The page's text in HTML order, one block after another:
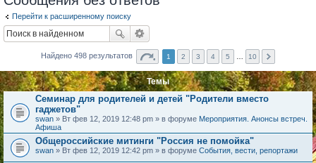
Перейти к расширенному поиску
Найдено 498 результатов 1 2 3 4 5 10
Темы
Семинар для родителей и детей "Родители вместо
гаджетов"
swan » Вт фев 12, 2019 12:48 pm » в форуме Мероприятия. Анонсы встреч.
Афиша
Общероссийские митинги "Россия не помойка"
swan » Вт фев 12, 2019 12:42 pm » в форуме События, вести, репортажи